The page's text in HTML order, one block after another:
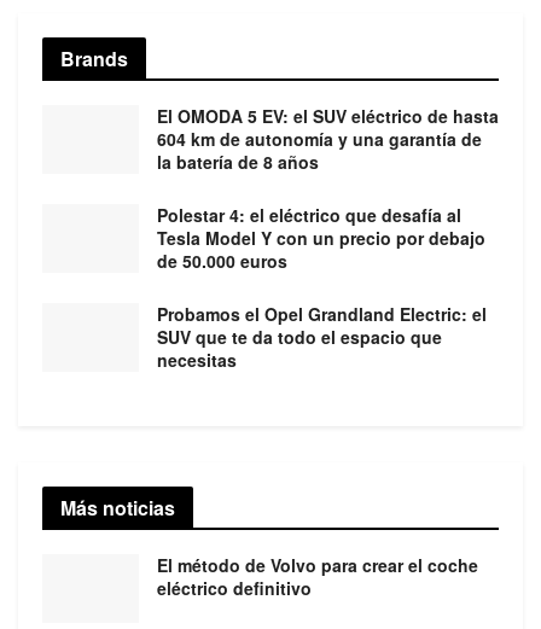
Brands
El OMODA 5 EV: el SUV eléctrico de hasta
604 km de autonomía y una garantía de
la batería de 8 años
Polestar 4: el eléctrico que desafía al
Tesla Model Y con un precio por debajo
de 50.000 euros
Probamos el Opel Grandland Electric: el
SUV que te da todo el espacio que
necesitas
Más noticias
El método de Volvo para crear el coche
eléctrico definitivo